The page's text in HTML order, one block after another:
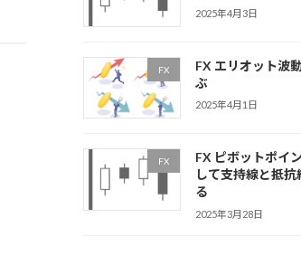
2025年4月3日
FX
FX エリオット波
ぶ
2025年4月1日
FX
FX ピボットポイ
して支持線と抵抗
る
2025年3月28日